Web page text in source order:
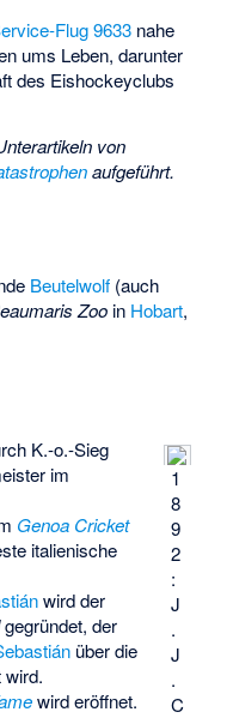
Flug 9633nahe
ums Leben, darunter
des Eishockeyclubs
von
aufgeführt.
Beutelwolf(auch
Zooin Hobart,
1
8
9
2
:
J
.
J
.
C
K.-o.-Sieg
im
Genoa Cricket
italienische
wird der
gegründet, der
über die
wird.
wird eröffnet.